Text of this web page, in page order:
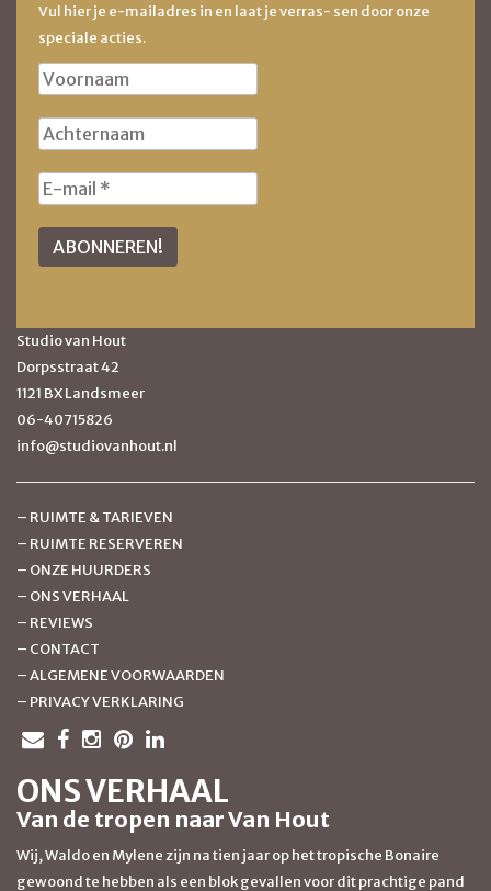
Vul hier je e-mailadres in en laat je verras- sen door onze
speciale acties.
Studio van Hout
Dorpsstraat 42
1121 BX Landsmeer
06-40715826
info@studiovanhout.nl
– RUIMTE & TARIEVEN
– RUIMTE RESERVEREN
– ONZE HUURDERS
– ONS VERHAAL
– REVIEWS
– CONTACT
–ALGEMENE VOORWAARDEN
– PRIVACY VERKLARING
ONS VERHAAL
Van de tropen naar Van Hout
Wij, Waldo en Mylene zijn na tien jaar op het tropische Bonaire
gewoond te hebben als een blok gevallen voor dit prachtige pand